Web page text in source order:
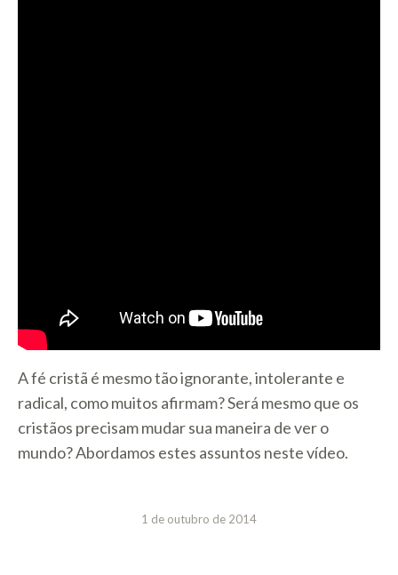
A fé cristã é mesmo tão ignorante, intolerante e
radical, como muitos afirmam? Será mesmo que os
cristãos precisam mudar sua maneira de ver o
mundo? Abordamos estes assuntos neste vídeo.
1 de outubro de 2014